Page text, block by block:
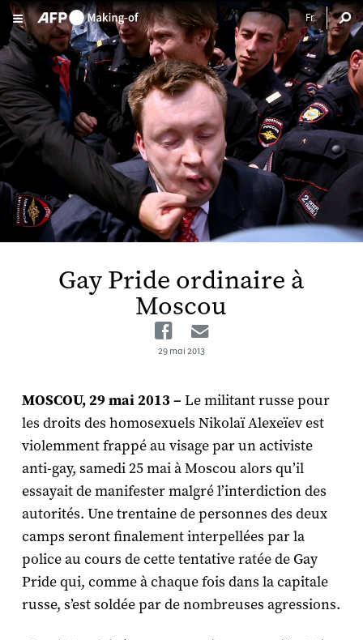
Aller au contenu principal
Gay Pride ordinaire à
Moscou
Facebook
29 mai 2013
MOSCOU, 29 mai 2013 – Le militant russe pour
les droits des homosexuels Nikolaï Alexeïev est
violemment frappé au visage par un activiste
anti-gay, samedi 25 mai à Moscou alors qu’il
essayait de manifester malgré l’interdiction des
autorités. Une trentaine de personnes des deux
camps seront finalement interpellées par la
police au cours de cette tentative ratée de Gay
Pride qui, comme à chaque fois dans la capitale
russe, s’est soldée par de nombreuses agressions.